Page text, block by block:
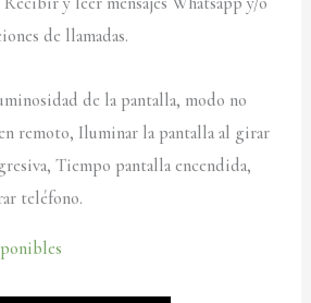
de llamadas.
de la pantalla, modo no
remoto, Iluminar la pantalla al girar
Tiempo pantalla encendida,
teléfono.